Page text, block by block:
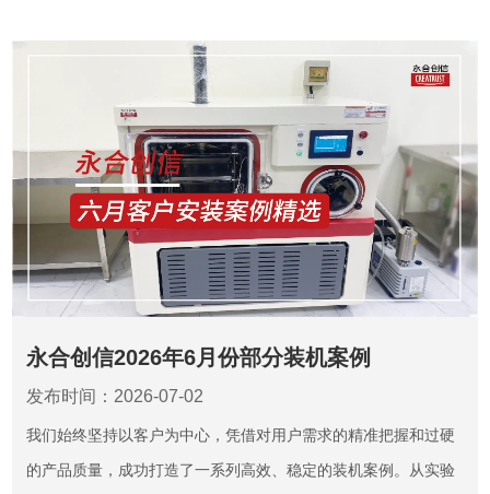
永合创信2026年6月份部分装机案例
发布时间：2026-07-02
我们始终坚持以客户为中心，凭借对用户需求的精准把握和过硬
的产品质量，成功打造了一系列高效、稳定的装机案例。从实验